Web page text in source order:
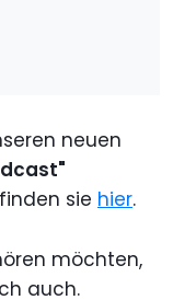
neuen
sie hier.
möchten,
auch.